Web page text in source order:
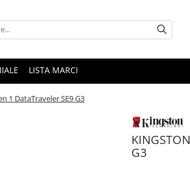
LISTA MARCI
1 DataTraveler SE9 G3
G3